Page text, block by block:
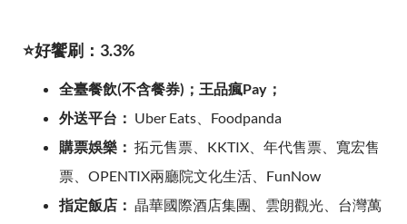
⭐好饗刷：3.3%
全臺餐飲(不含餐券)；王品瘋Pay；
外送平台： Uber Eats、Foodpanda
購票娛樂： 拓元售票、KKTIX、年代售票、寬宏售
票、OPENTIX兩廳院文化生活、FunNow
指定飯店： 晶華國際酒店集團、雲朗觀光、台灣萬